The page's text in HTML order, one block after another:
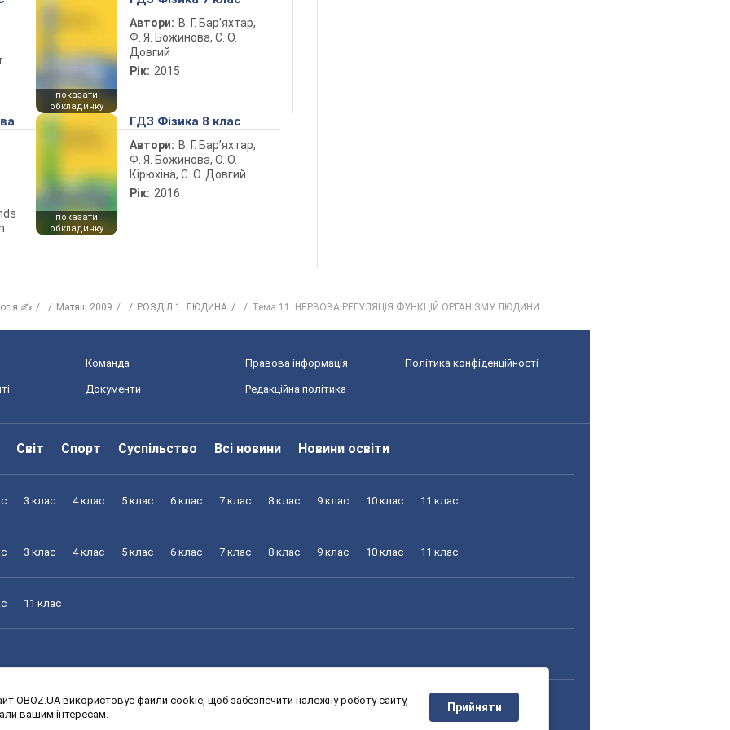
показати
обкладинку
Автори: В. Г. Бар’яхтар,
Ф. Я. Божинова, С. О.
Довгий
Рік: 2015
показати
обкладинку
ГДЗ Фізика 8 клас
Автори: В. Г. Бар’яхтар,
Ф. Я. Божинова, О. О.
Кірюхіна, С. О. Довгий
Рік: 2016
✍ Матяш 2009 РОЗДІЛ 1. ЛЮДИНА Тема 11. НЕРВОВА РЕГУЛЯЦІЯ ФУНКЦІЙ ОРГАНІЗМУ ЛЮДИНИ
Команда Правова інформація Політика конфіденційності
Документи Редакційна політика
Світ Спорт Суспільство Всі новини Новини освіти
3 клас 4 клас 5 клас 6 клас 7 клас 8 клас 9 клас 10 клас 11 клас
3 клас 4 клас 5 клас 6 клас 7 клас 8 клас 9 клас 10 клас 11 клас
11 клас
3 клас 4 клас 5 клас 6 клас 7 клас 8 клас 9 клас 10 клас 11 клас
OBOZ.UA використовує файли cookie, щоб забезпечити належну роботу сайту,
вашим інтересам.
Прийняти